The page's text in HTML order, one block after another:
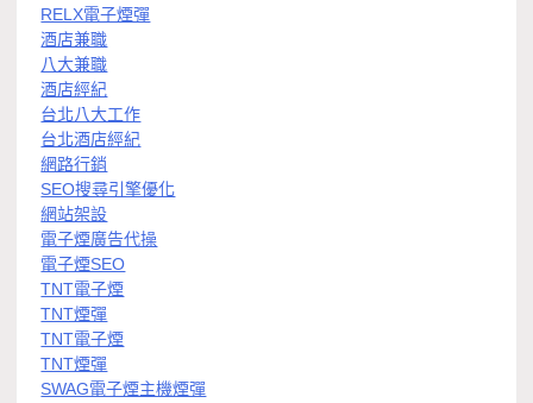
RELX電子煙彈
酒店兼職
八大兼職
酒店經紀
台北八大工作
台北酒店經紀
網路行銷
SEO搜尋引擎優化
網站架設
電子煙廣告代操
電子煙SEO
TNT電子煙
TNT煙彈
TNT電子煙
TNT煙彈
SWAG電子煙主機煙彈